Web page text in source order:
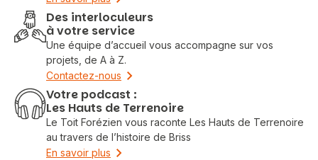
Des interloculeurs
à votre service
Une équipe d’accueil vous accompagne sur vos
projets, de A à Z.
Contactez-nous
Votre podcast :
Les Hauts de Terrenoire
Le Toit Forézien vous raconte Les Hauts de Terrenoire
au travers de l’histoire de Briss
En savoir plus